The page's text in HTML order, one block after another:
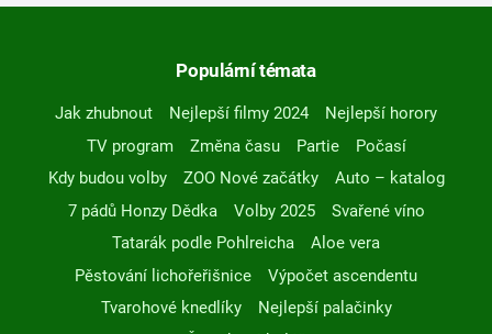
Populární témata
Jak zhubnout Nejlepší filmy 2024
Nejlepší horory
TV program
Změna času Partie
Počasí
Kdy budou volby
ZOO Nové začátky
Auto – katalog
7 pádů Honzy Dědka
Volby 2025
Svařené víno
Tatarák podle Pohlreicha
Aloe vera
Pěstování lichořeřišnice
Výpočet ascendentu
Tvarohové knedlíky
Nejlepší palačinky